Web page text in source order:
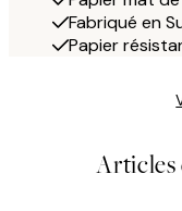
Fabriqué en
Papier
Articles